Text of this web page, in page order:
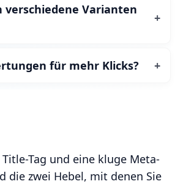
verschiedene Varianten
für mehr Klicks?
Tag und eine kluge Meta-
die zwei Hebel, mit denen Sie